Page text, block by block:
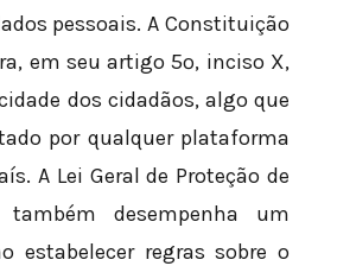
pessoais. A Constituição
em seu artigo 5º, inciso X,
dos cidadãos, algo que
por qualquer plataforma
A Lei Geral de Proteção de
também desempenha um
estabelecer regras sobre o